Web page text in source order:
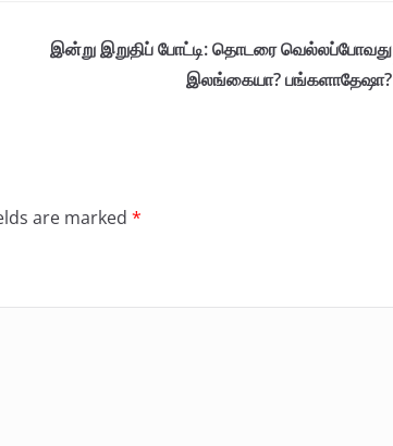
இன்று இறுதிப் போட்டி: தொடரை வெல்லப்போவது
இலங்கையா? பங்களாதேஷா?
are marked *